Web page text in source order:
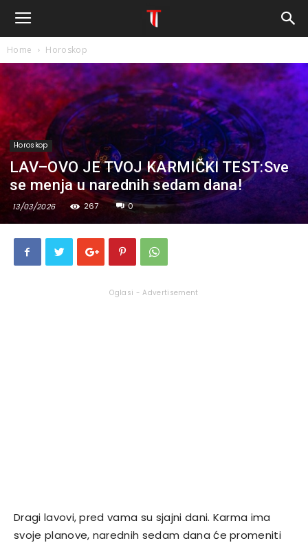
Home Horoskop
Horoskop
LAV–OVO JE TVOJ KARMIČKI TEST:Sve
se menja u narednih sedam dana!
13/03/2026 267 0
Oglasi - Advertisement
Dragi lavovi, pred vama su sjajni dani. Karma ima
svoje planove, narednih sedam dana će promeniti